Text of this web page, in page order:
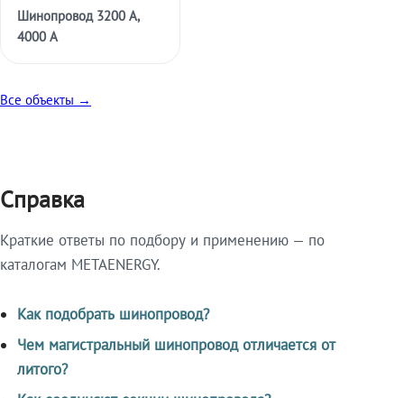
Шинопровод 3200 А,
4000 А
Все объекты →
Справка
Краткие ответы по подбору и применению — по
каталогам METAENERGY.
Как подобрать шинопровод?
Чем магистральный шинопровод отличается от
литого?